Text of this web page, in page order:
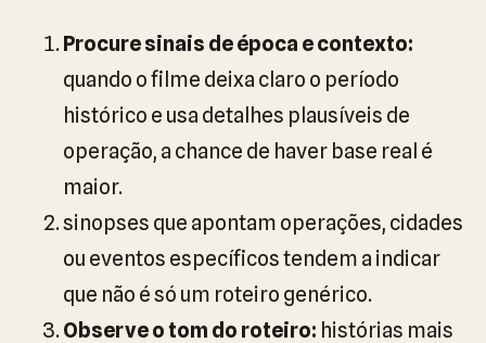
Procure sinais de época e contexto:
quando o filme deixa claro o período
histórico e usa detalhes plausíveis de
operação, a chance de haver base real é
maior.
sinopses que apontam operações, cidades
ou eventos específicos tendem a indicar
que não é só um roteiro genérico.
Observe o tom do roteiro: histórias mais